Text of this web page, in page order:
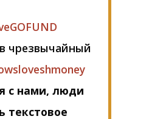
чрезвычайный
с нами, люди
текстовое